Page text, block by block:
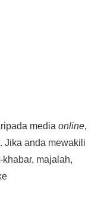
media online,
Jika anda mewakili
majalah,